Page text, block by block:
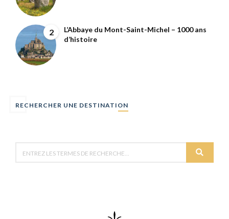
2
L’Abbaye du Mont-Saint-Michel – 1000 ans
d’histoire
RECHERCHER UNE DESTINATION